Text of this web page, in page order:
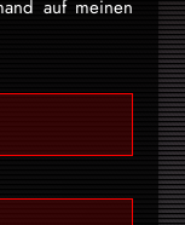
auf meinen